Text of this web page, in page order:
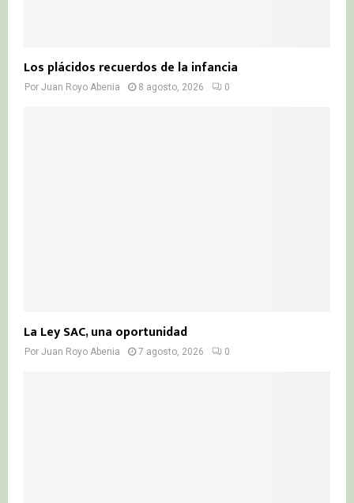
Los plácidos recuerdos de la infancia
Por Juan Royo Abenia 8 agosto, 2026 0
La Ley SAC, una oportunidad
Por Juan Royo Abenia 7 agosto, 2026 0